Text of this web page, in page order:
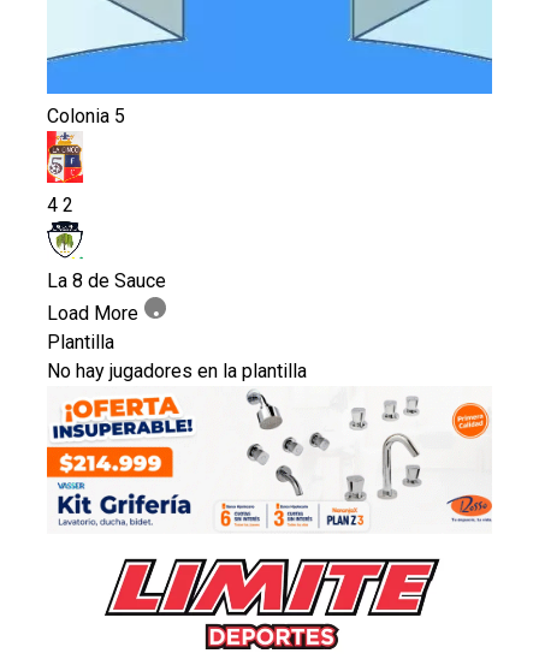
Colonia 5
4 2
La 8 de Sauce
Load More
Plantilla
No hay jugadores en la plantilla